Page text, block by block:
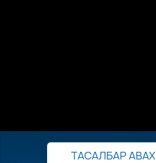
ТАСАЛБАР АВАХ